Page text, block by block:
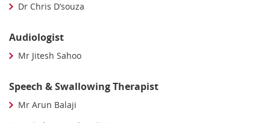
Dr Chris D’souza
Audiologist
Mr Jitesh Sahoo
Speech & Swallowing Therapist
Mr Arun Balaji